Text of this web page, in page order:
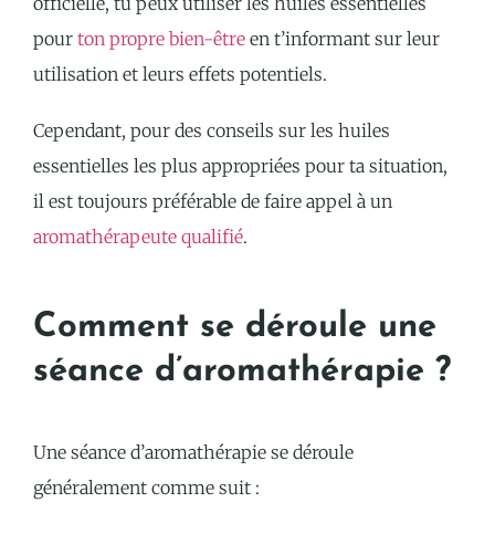
pour ton propre bien-être en t’informant sur leur
utilisation et leurs effets potentiels.
Cependant, pour des conseils sur les huiles
essentielles les plus appropriées pour ta situation,
il est toujours préférable de faire appel à un
aromathérapeute qualifié.
Comment se déroule une
séance d’aromathérapie ?
Une séance d’aromathérapie se déroule
généralement comme suit :